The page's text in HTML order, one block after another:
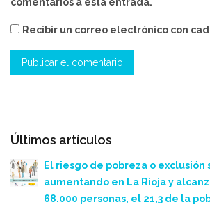
Recibir un correo electrónico con
Últimos artículos
El riesgo de pobreza o exclusión
aumentando en La Rioja y
68.000 personas, el 21,3 de la